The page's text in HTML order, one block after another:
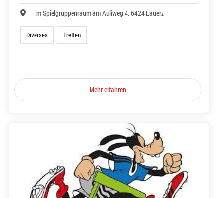
im Spielgruppenraum am Auliweg 4, 6424 Lauerz
Diverses Treffen
Mehr erfahren